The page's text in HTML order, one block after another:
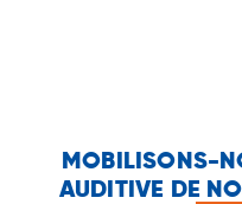
MOBILISONS-
AUDITIVE DE